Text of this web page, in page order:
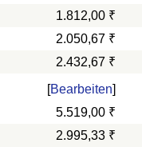
1.812,00 ₹
2.050,67 ₹
2.432,67 ₹
[Bearbeiten]
5.519,00 ₹
2.995,33 ₹